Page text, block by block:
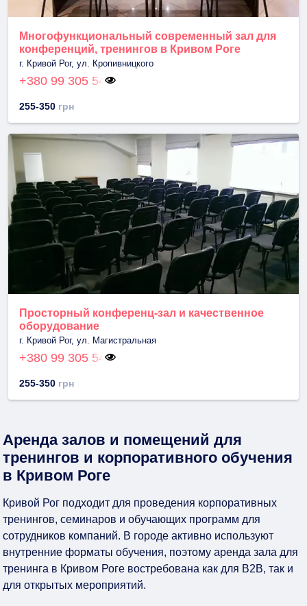
Многофункциональный современный зал для
конференций, тренингов в Кривом Роге
г. Кривой Рог, ул. Кропивницкого
+380 99 305 54
255-350 грн
Просторный конференц-зал и качественное
оборудование
г. Кривой Рог, ул. Магистральная
+380 99 305 54
255-350 грн
Аренда залов и помещений для
тренингов и корпоративного обучения
в Кривом Роге
Кривой Рог подходит для проведения корпоративных
тренингов, семинаров и обучающих программ для
сотрудников компаний. В городе активно используют
внутренние форматы обучения, поэтому аренда зала для
тренинга в Кривом Роге востребована как для B2B, так и
для открытых мероприятий.